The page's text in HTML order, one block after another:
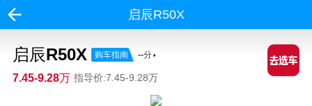
启辰R50X
启辰R50X 购车指南 --分
7.45-9.28万 指导价:7.45-9.28万